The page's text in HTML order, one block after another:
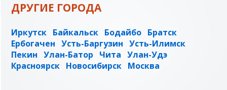
ДРУГИЕ ГОРОДА
Иркутск Байкальск Бодайбо Братск
Ербогачен Усть-Баргузин Усть-Илимск
Пекин Улан-Батор Чита Улан-Удэ
Красноярск Новосибирск Москва